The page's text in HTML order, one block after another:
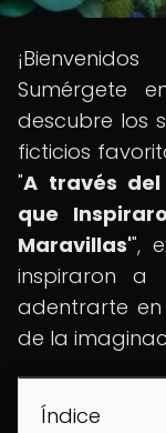
Sumérgete
descubre los
ficticios
"A través del
que
Maravillas'",
inspiraron a
adentrarte
de la
Índice